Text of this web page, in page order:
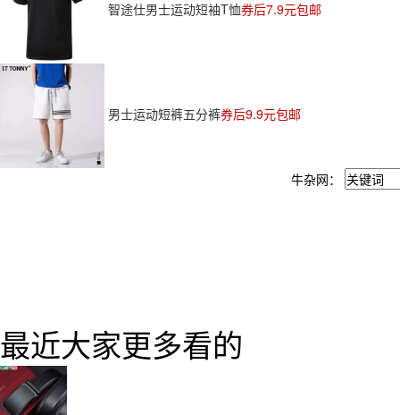
智途仕男士运动短袖T恤券后7.9元包邮
男士运动短裤五分裤券后9.9元包邮
牛杂网：
最近大家更多看的